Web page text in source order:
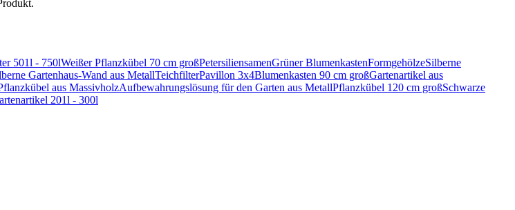
501l - 750lWeißer Pflanzkübel 70 cm großPetersiliensamenGrüner BlumenkastenFormgehölzeSilberne
Gartenhaus-Wand aus MetallTeichfilterPavillon 3x4Blumenkasten 90 cm großGartenartikel aus
aus MassivholzAufbewahrungslösung für den Garten aus MetallPflanzkübel 120 cm großSchwarze
201l - 300l